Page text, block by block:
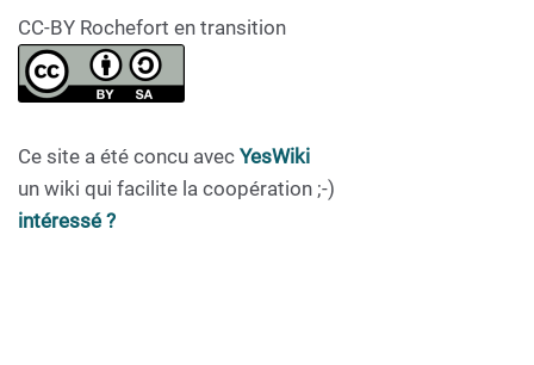
CC-BY Rochefort en transition
Ce site a été concu avec YesWiki
un wiki qui facilite la coopération ;-)
intéressé ?